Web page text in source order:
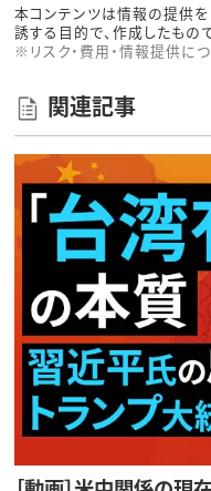
本コンテンツは情報の提供
誘する目的で、作成したもの
※リスク・費用・情報提供に
関連記事